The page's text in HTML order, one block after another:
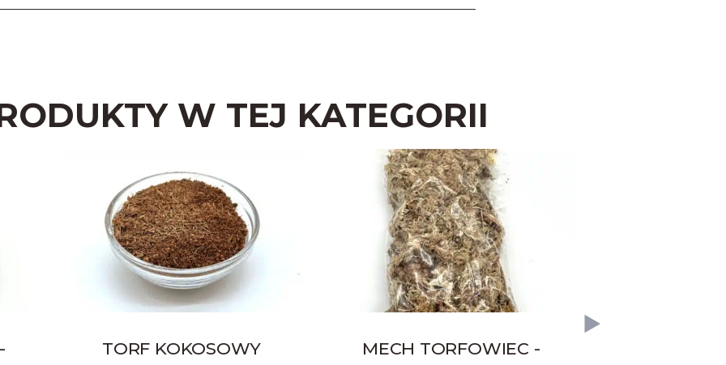
W TEJ KATEGORII
TORF KOKOSOWY
MECH TORFOWIEC -